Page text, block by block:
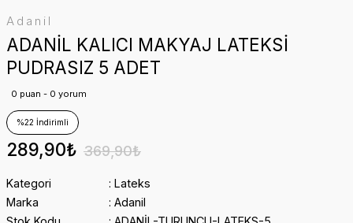
Adanil
ADANİL KALICI MAKYAJ LATEKSİ
PUDRASIZ 5 ADET
0 puan - 0 yorum
%22 İndirimli
289,90₺ 369,90₺
Kategori
Lateks
Marka
Adanil